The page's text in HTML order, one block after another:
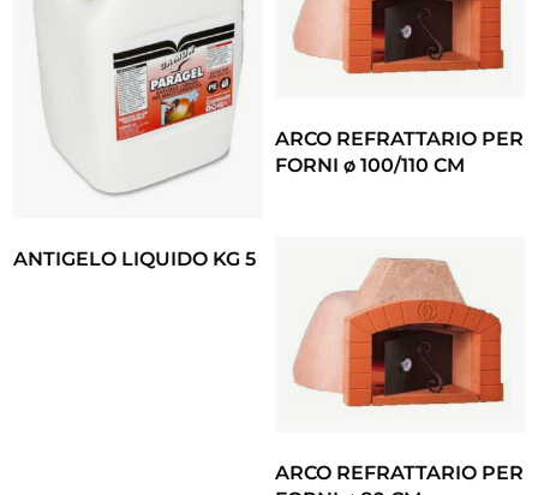
ANTIGELO LIQUIDO KG 5
ARCO REFRATTARIO PER
FORNI ø 100/110 CM
ARCO REFRATTARIO PER